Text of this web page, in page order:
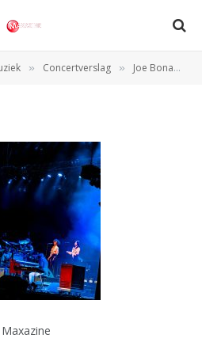
» Concertverslag » Joe Bonamassa overtuigt in Ahoy met pure gitaarpassie